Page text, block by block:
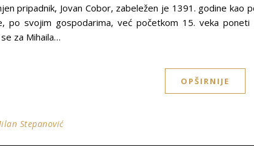
pripadnik, Jovan Cobor, zabeležen je 1391. godine kao
po svojim gospodarima, već početkom 15. veka poneti
za Mihaila…
OPŠIRNIJE
Stepanović